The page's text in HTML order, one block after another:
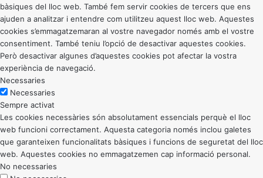
bàsiques del lloc web. També fem servir cookies de tercers que ens
ajuden a analitzar i entendre com utilitzeu aquest lloc web. Aquestes
cookies s’emmagatzemaran al vostre navegador només amb el vostre
consentiment. També teniu l’opció de desactivar aquestes cookies.
Però desactivar algunes d’aquestes cookies pot afectar la vostra
experiència de navegació.
Necessaries
Necessaries
Sempre activat
Les cookies necessàries són absolutament essencials perquè el lloc
web funcioni correctament. Aquesta categoria només inclou galetes
que garanteixen funcionalitats bàsiques i funcions de seguretat del lloc
web. Aquestes cookies no emmagatzemen cap informació personal.
No necessaries